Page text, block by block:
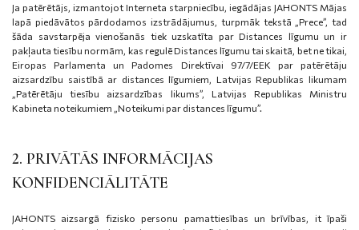
Ja patērētājs, izmantojot Interneta starpniecību, iegādājas JAHONTS Mājas
lapā piedāvātos pārdodamos izstrādājumus, turpmāk tekstā „Prece”, tad
šāda savstarpēja vienošanās tiek uzskatīta par Distances līgumu un ir
pakļauta tiesību normām, kas regulē Distances līgumu tai skaitā, bet ne tikai,
Eiropas Parlamenta un Padomes Direktīvai 97/7/EEK par patērētāju
aizsardzību saistībā ar distances līgumiem, Latvijas Republikas likumam
„Patērētāju tiesību aizsardzības likums”, Latvijas Republikas Ministru
Kabineta noteikumiem „Noteikumi par distances līgumu”.
2. PRIVĀTĀS INFORMĀCIJAS
KONFIDENCIĀLITĀTE
JAHONTS aizsargā fizisko personu pamattiesības un brīvības, it īpaši